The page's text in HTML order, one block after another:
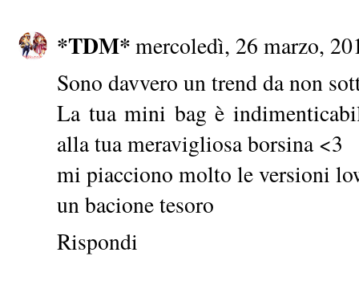
*TDM*mercoledì, 26 marzo,
Sono davvero un trend da non
La tua mini bag è
alla tua meravigliosa borsina <3
mi piacciono molto le versioni
un bacione tesoro
Rispondi